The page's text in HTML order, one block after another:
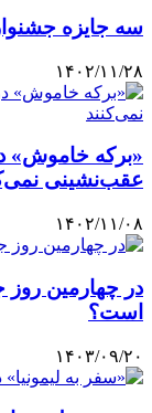
سه جایزه
۱۴۰۲/۱۱/۲۸
«برکه خاموش»
عقب‌نشینی
۱۴۰۲/۱۱/۰۸
در چهارمین
است؟
۱۴۰۳/۰۹/۲۰